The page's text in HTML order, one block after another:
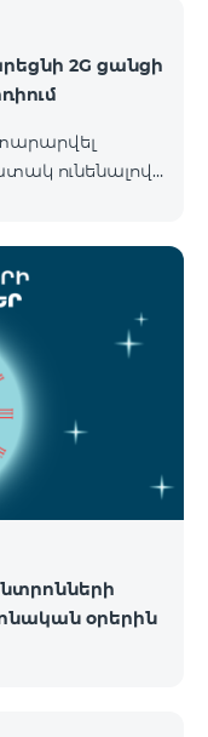
2G ցանցի
ունենալով
Առաջին փուլով
մարզերում՝
հատուկ
ընձեռում ձեռք
բջջային
օրերին